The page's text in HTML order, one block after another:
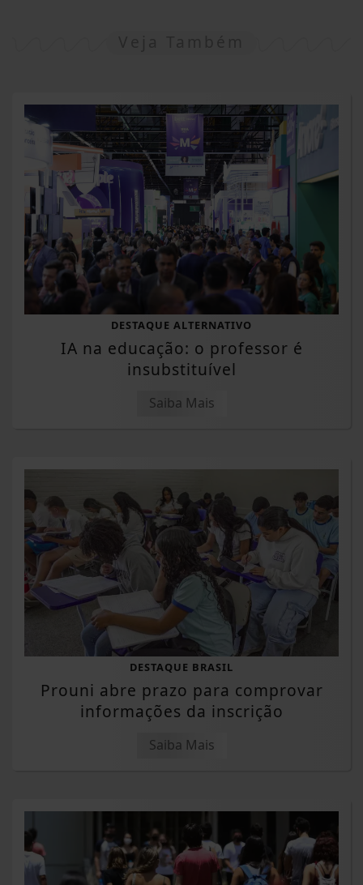
DESTAQUE ALTERNATIVO
IA na educação: o professor é
insubstituível
Saiba Mais
DESTAQUE BRASIL
Prouni abre prazo para comprovar
informações da inscrição
Saiba Mais